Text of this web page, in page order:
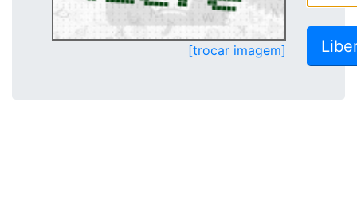
[trocar imagem]